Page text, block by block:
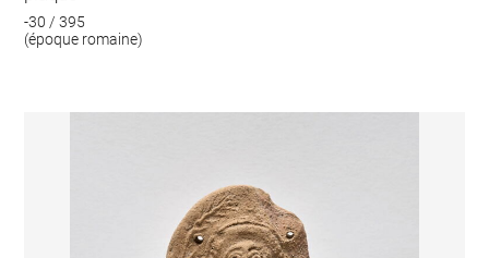
-30 / 395
(époque romaine)